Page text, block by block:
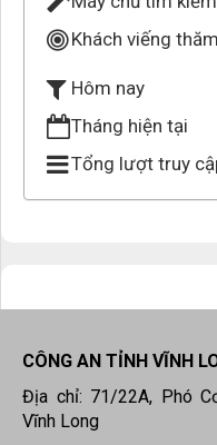
Khách viếng thăm
Hôm nay
Tháng hiện tại
Tổng lượt truy
CÔNG AN TỈNH VĨNH
Địa chỉ: 71/22A, Phó
Vĩnh Long